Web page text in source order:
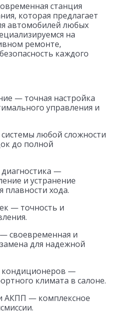
станция
которая предлагает
автомобилей любых
на
ремонте,
каждого
— точная настройка
управления и
любой сложности
до полной
—
и устранение
плавности хода.
— точность и
своевременная и
для надежной
кондиционеров —
климата в салоне.
АКПП — комплексное